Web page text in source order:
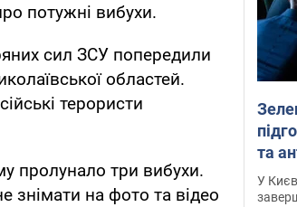
потужні вибухи.
сил ЗСУ попередили
областей.
терористи
пролунало три вибухи.
знімати на фото та відео
та антибалістичної програми
У